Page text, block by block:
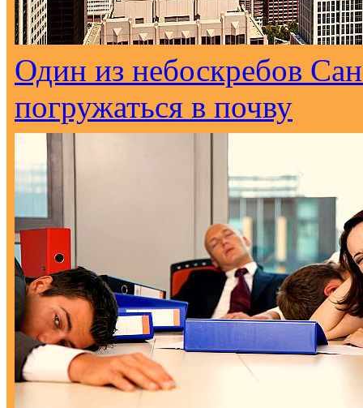
Один из небоскребов
погружаться в почву